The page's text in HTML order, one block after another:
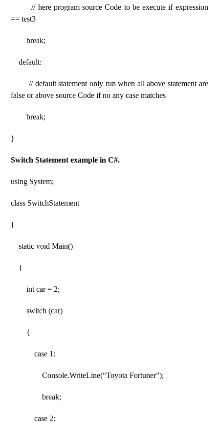
// here program source Code to be execute if expression
== test3
break;
default:
// default statement only run when all above statement are
false or above source Code if no any case matches
break;
}
Switch Statement example in C#.
using System;
class SwitchStatement
{
static void Main()
{
int car = 2;
switch (car)
{
case 1:
Console.WriteLine(“Toyota Fortuner”);
break;
case 2: